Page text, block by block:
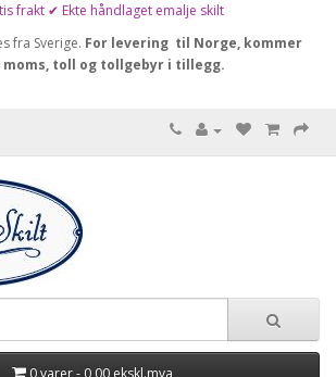
frakt ✔ Ekte håndlaget emalje skilt
fra Sverige. For levering til Norge, kommer
moms, toll og tollgebyr i tillegg.
0 varer - 0,00 ekskl.mva